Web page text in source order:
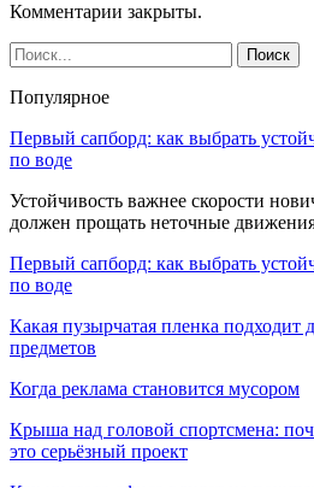
Комментарии закрыты.
Популярное
Первый сапборд: как выбрать
по воде
Устойчивость важнее скорости
должен прощать неточные
Первый сапборд: как выбрать
по воде
Какая пузырчатая пленка подходит
предметов
Когда реклама становится мусором
Крыша над головой спортсмена:
это серьёзный проект